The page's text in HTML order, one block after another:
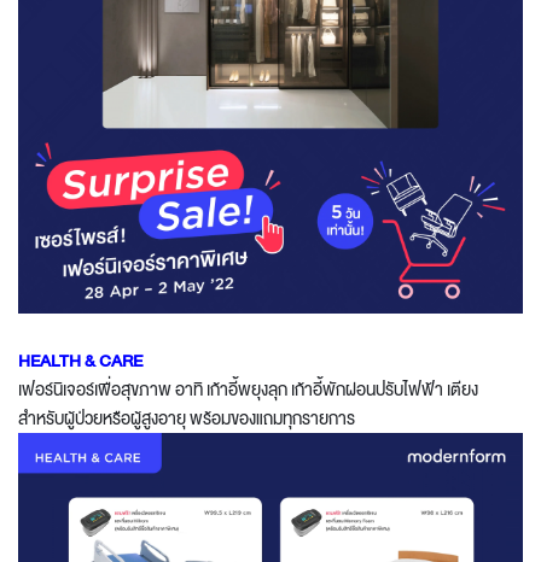
HEALTH & CARE
เฟอร์นิเจอร์เพื่อสุขภาพ อาทิ เก้าอี้พยุงลุก เก้าอี้พักผ่อนปรับไฟฟ้า เตียง
สำหรับผู้ป่วยหรือผู้สูงอายุ พร้อมของแถมทุกรายการ